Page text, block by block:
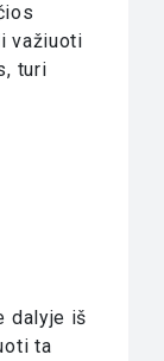
važiuoti
turi
dalyje iš
ta